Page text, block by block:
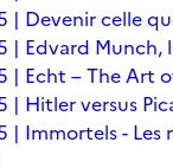
| Devenir celle
| Edvard Munch,
| Echt – The Art
| Hitler versus
| Immortels - Les